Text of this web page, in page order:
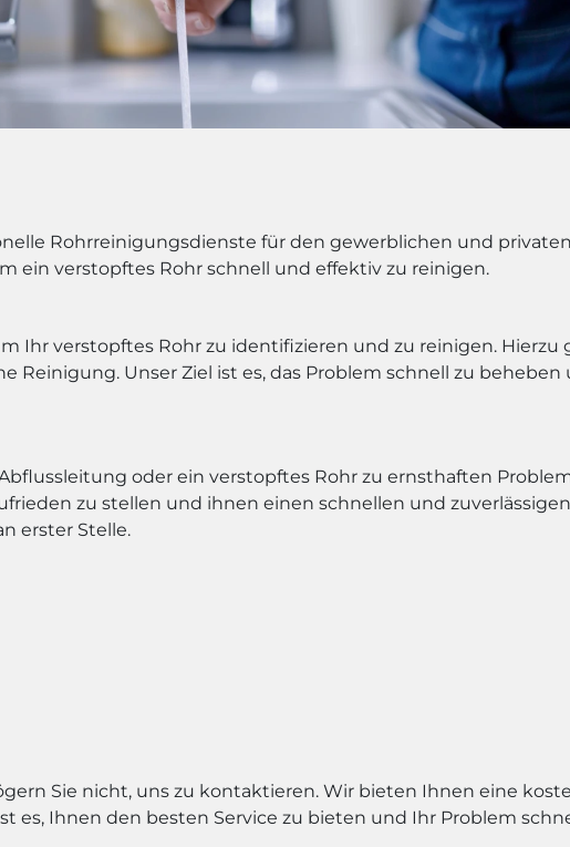
Rohrreinigungsdienste für den gewerblichen und
ein verstopftes Rohr schnell und effektiv zu reinigen.
Ihr verstopftes Rohr zu identifizieren und zu reinigen. Hierzu
Unser Ziel ist es, das Problem schnell zu beheben
oder ein verstopftes Rohr zu ernsthaften
zu stellen und ihnen einen schnellen und
erster Stelle.
Sie nicht, uns zu kontaktieren. Wir bieten Ihnen eine
es, Ihnen den besten Service zu bieten und Ihr Problem